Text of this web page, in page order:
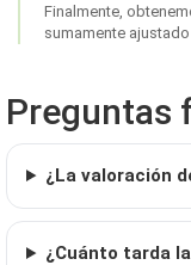
Finalmente, obtenemos un precio sugerido de salida al mercado
sumamente
Preguntas
¿La valoración
¿Cuánto tarda